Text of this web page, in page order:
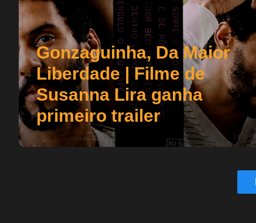
Gonzaguinha, Da Maior
Liberdade | Filme de
Susanna Lira ganha
primeiro trailer